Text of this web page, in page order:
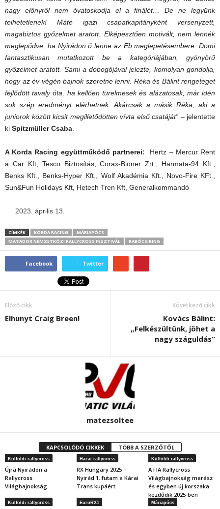
nagy előnyről nem óvatoskodja el a finálét… De ne legyünk
telhetetlenek! Máté igazi csapatkapitányként versenyzett,
magabiztos győzelmet aratott. Elképesztően motivált, nem lennék
meglepődve, ha Nyirádon ő lenne az Eb meglepetésembere. Domi
fantasztikusan mutatkozott be a kategóriájában, gyönyörű
győzelmet aratott. Sami a dobogójával jelezte, komolyan gondolja,
hogy az év végén bajnok szeretne lenni. Réka és Bálint rengeteget
fejlődött tavaly óta, ha kellően türelmesek és alázatosak, már idén
sok szép eredményt elérhetnek. Akárcsak a másik Réka, aki a
juniorok között kicsit megilletődötten vívta első csatáját” – jelentette
ki Spitzmüller Csaba
A Korda Racing együttműködő partnerei: Hertz – Mercur Rent
a Car Kft, Tesco Biztosítás, Corax-Bioner Zrt., Harmata-94 Kft.,
Benks Kft., Benks-Hyper Kft., Wolf Akadémia Kft., Novo-Fire KFt.,
Sun&Fun Holidays Kft, Hetech Tren Kft, Generalkommandó
április 13.
CÍMKÉK KORDA RACING
MÁRIAPÓCS
MATADOR NEMZETKÖZI RALLYCROSS FESZTIVÁL
RABÓCSIRING
Facebook Twitter
Előző cikk
Elhunyt Craig Breen!
Következő cikk
Kovács Bálint:
„Felkészültünk, jöhet a
nagy száguldás”
matezsoltee
KAPCSOLÓDÓ CIKKEK TÖBB A SZERZŐTŐL
Külföldi rallycross
Újra Nyirádon a
Rallycross
Világbajnokság
Hazai rallycross
RX Hungary 2025 –
Nyirád 1. futam a Kárai
Trans kupáért
Külföldi rallycross
A FIA Rallycross
Világbajnokság merész
és egyben új korszaka
kezdődik 2025-ben
Külföldi rallycross EuroRX1 Máriapócs